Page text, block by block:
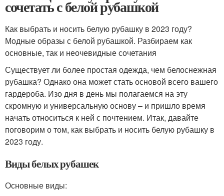
сочетать с белой рубашкой
Как выбрать и носить белую рубашку в 2023 году?
Модные образы с белой рубашкой. Разбираем как
основные, так и неочевидные сочетания
Существует ли более простая одежда, чем белоснежная
рубашка? Однако она может стать основой всего вашего
гардероба. Изо дня в день мы полагаемся на эту
скромную и универсальную основу – и пришло время
начать относиться к ней с почтением. Итак, давайте
поговорим о том, как выбрать и носить белую рубашку в
2023 году.
Виды белых рубашек
Основные виды: